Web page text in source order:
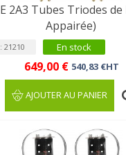
2A3 Tubes Triodes
Appairée)
21210 En stock
649,00 € 540,83 €HT
AJOUTER AU PANIER